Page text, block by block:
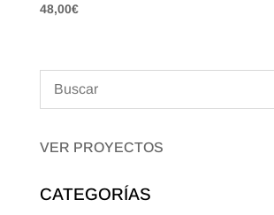
48,00€
VER PROYECTOS
CATEGORÍAS